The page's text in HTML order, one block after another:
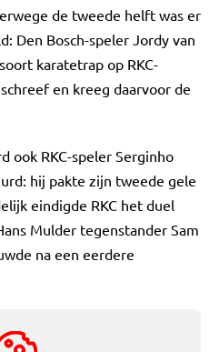
de tweede helft was er
Den Bosch-speler Jordy van
karatetrap op RKC-
en kreeg daarvoor de
ook RKC-speler Serginho
hij pakte zijn tweede gele
eindigde RKC het duel
Mulder tegenstander Sam
na een eerdere